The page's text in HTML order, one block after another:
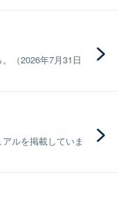
（2026年7月31日
ルを掲載していま